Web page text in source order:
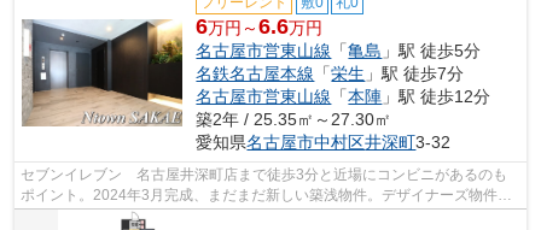
6万円～6.6万円
名古屋市営東山線 「亀島 」駅 徒歩5分
名鉄名古屋本線 「栄生 」駅 徒歩7分
名古屋市営東山線 「本陣 」駅 徒歩12分
築2年 / 25.35㎡～27.30㎡
愛知県名古屋市中村区井深町3-32
セブンイレブン 名古屋井深町店まで徒歩3分と近場にコンビニがあるのも
ポイント。2024年3月完成、まだまだ新しい築浅物件。デザイナーズ物件は
独創的で、ご好評いただいています。気...